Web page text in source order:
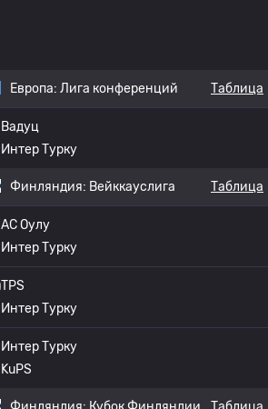
Европа: Лига конференций Таблица
Вадуц
Интер Турку
Финляндия: Вейккауслига Таблица
AC Оулу
Интер Турку
TPS
Интер Турку
Интер Турку
KuPS